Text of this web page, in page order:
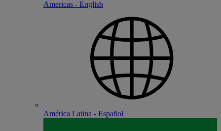
Americas - English
América Latina - Español